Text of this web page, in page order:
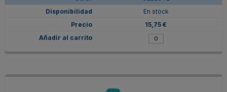
En stock
15,75 €